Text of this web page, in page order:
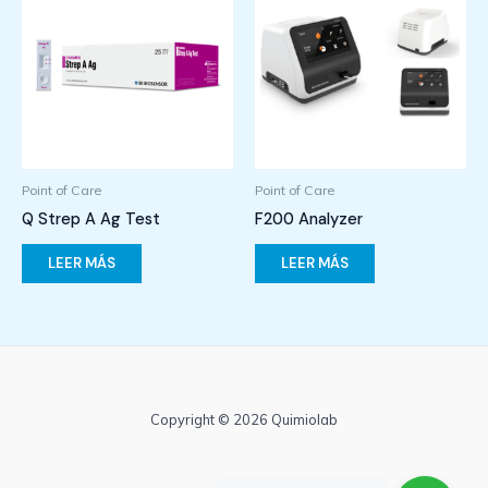
Point of Care
Q Strep A Ag Test
LEER MÁS
Point of Care
F200 Analyzer
LEER MÁS
Copyright © 2026 Quimiolab